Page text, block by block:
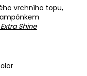
vrchního topu,
Shine